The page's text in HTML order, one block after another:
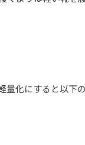
化にすると以下